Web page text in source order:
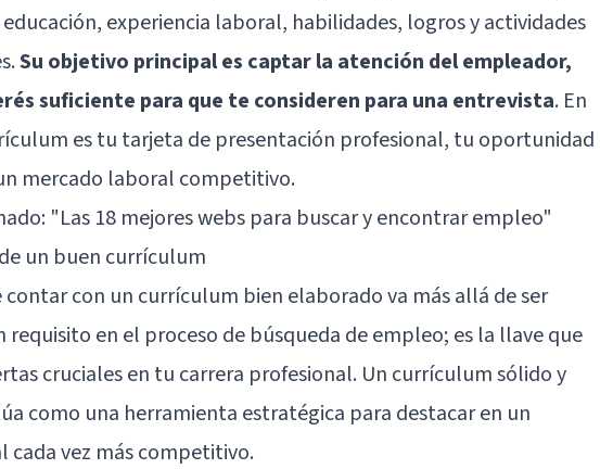
experiencia laboral, habilidades, logros y actividades
Su objetivo principal es captar la atención del empleador,
suficiente para que te consideren para una entrevista. En
es tu tarjeta de presentación profesional, tu oportunidad
mercado laboral competitivo.
"Las 18 mejores webs para buscar y encontrar empleo"
un buen currículum
contar con un currículum bien elaborado va más allá de ser
en el proceso de búsqueda de empleo; es la llave que
cruciales en tu carrera profesional. Un currículum sólido y
como una herramienta estratégica para destacar en un
cada vez más competitivo.